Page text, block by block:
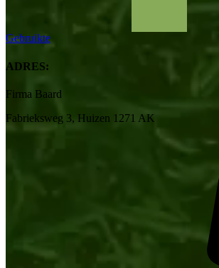
Gebruikte
ADRES:
Firma Baard
Fabrieksweg 3, Huizen 1271 AK